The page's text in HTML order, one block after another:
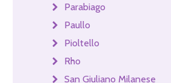
Parabiago
Paullo
Pioltello
Rho
San Giuliano Milanese